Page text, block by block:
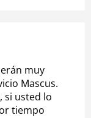
muy
Mascus.
si usted lo
tiempo